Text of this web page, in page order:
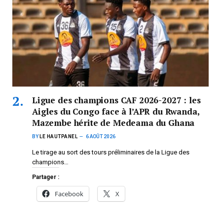
Ligue des champions CAF 2026-2027 : les
Aigles du Congo face à l’APR du Rwanda,
Mazembe hérite de Medeama du Ghana
BY LE HAUTPANEL 6 AOÛT 2026
Le tirage au sort des tours préliminaires de la Ligue des
champions…
Partager :
Facebook X